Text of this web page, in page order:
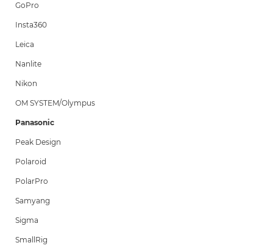
GoPro
Insta360
Leica
Nanlite
Nikon
OM SYSTEM/Olympus
Panasonic
Peak Design
Polaroid
PolarPro
Samyang
Sigma
SmallRig